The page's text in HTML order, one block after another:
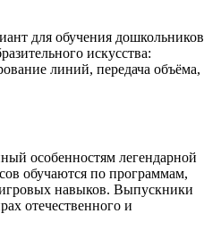
для обучения дошкольников
искусства:
линий, передача объёма,
особенностям легендарной
обучаются по программам,
навыков. Выпускники
отечественного и